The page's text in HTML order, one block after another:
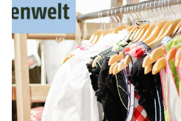
München